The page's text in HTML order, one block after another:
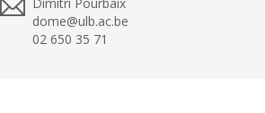
dome@ulb.ac.be
02 650 35 71